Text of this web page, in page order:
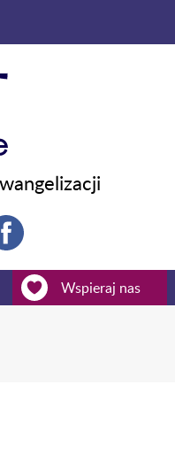
Wspieraj nas